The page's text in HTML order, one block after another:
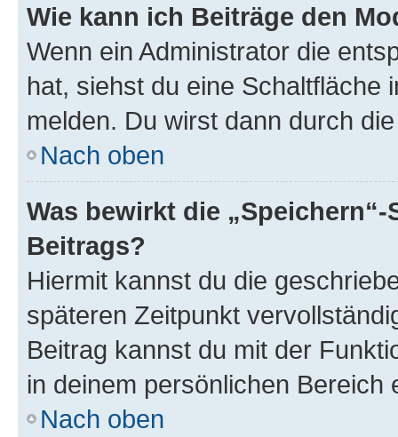
Wie kann ich Beiträge den
Wenn ein Administrator die
hat, siehst du eine Schaltfläche
melden. Du wirst dann durch
Nach oben
Was bewirkt die
Beitrags?
Hiermit kannst du die
späteren Zeitpunkt
Beitrag kannst du mit der
in deinem persönlichen Bereich
Nach oben